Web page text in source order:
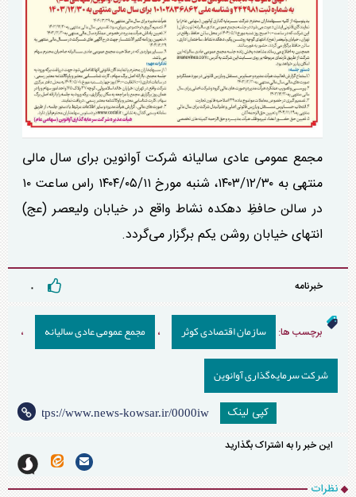
مجمع عمومی عادی سالیانه شرکت آوانوین برای سال مالی
منتهی به ۱۴۰۳/۱۲/۳۰، شنبه مورخ ۱۴۰۴/۰۵/۱۱ راس ساعت ۱۰
در سالن حافظِ دهکده نشاط واقع در خیابان ولیعصر (عج)
انتهای خیابان روشن یکم برگزار می‌گردد.
خبرنامه ۰
برچسب ها: سازمان اقتصادی کوثر ، مجمع عمومی عادی سالیانه ،
شرکت سرمایه‌گذاری آوانوین
کپی لینک
این خبر را به اشتراک بگذارید
نظرات